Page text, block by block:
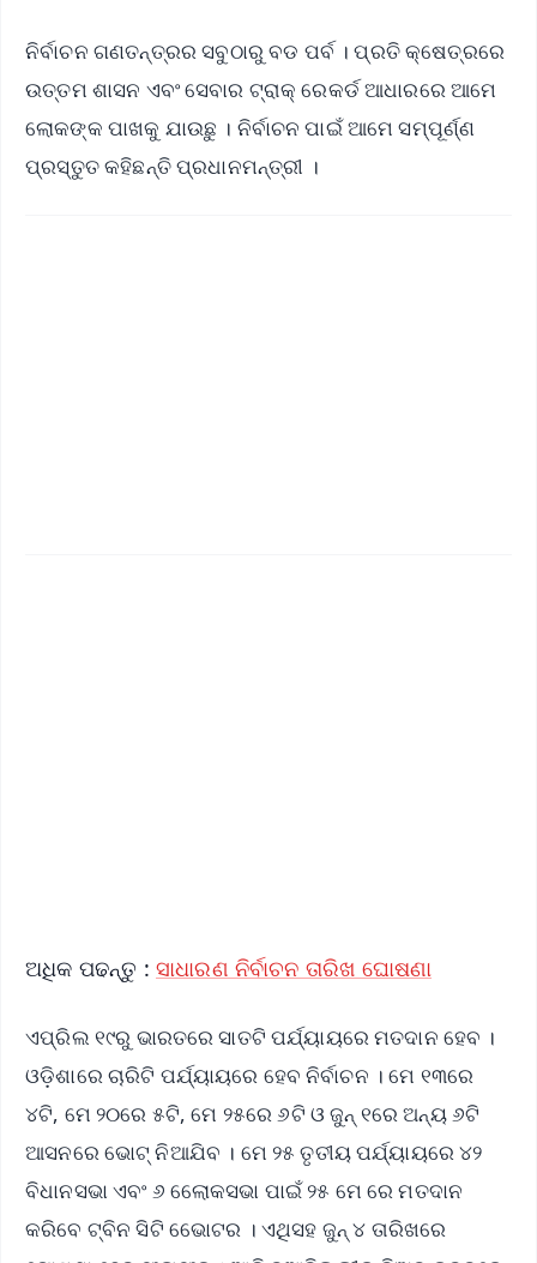
ନିର୍ବାଚନ ଗଣତନ୍ତ୍ରର ସବୁଠାରୁ ବଡ ପର୍ବ । ପ୍ରତି କ୍ଷେତ୍ରରେ
ଉତ୍ତମ ଶାସନ ଏବଂ ସେବାର ଟ୍ରାକ୍ ରେକର୍ଡ ଆଧାରରେ ଆମେ
ଲୋକଙ୍କ ପାଖକୁ ଯାଉଛୁ । ନିର୍ବାଚନ ପାଇଁ ଆମେ ସମ୍ପୂର୍ଣ୍ଣ
ପ୍ରସ୍ତୁତ କହିଛନ୍ତି ପ୍ରଧାନମନ୍ତ୍ରୀ ।
ଅଧିକ ପଢନ୍ତୁ : ସାଧାରଣ ନିର୍ବାଚନ ତାରିଖ ଘୋଷଣା
ଏପ୍ରିଲ ୧୯ରୁ ଭାରତରେ ସାତଟି ପର୍ଯ୍ୟାୟରେ ମତଦାନ ହେବ ।
ଓଡ଼ିଶାରେ ଚାରିଟି ପର୍ଯ୍ୟାୟରେ ହେବ ନିର୍ବାଚନ । ମେ ୧୩ରେ
୪ଟି, ମେ ୨୦ରେ ୫ଟି, ମେ ୨୫ରେ ୬ଟି ଓ ଜୁନ୍ ୧ରେ ଅନ୍ୟ ୬ଟି
ଆସନରେ ଭୋଟ୍ ନିଆଯିବ । ମେ ୨୫ ତୃତୀୟ ପର୍ଯ୍ୟାୟରେ ୪୨
ବିଧାନସଭା ଏବଂ ୬ ଲେୋକସଭା ପାଇଁ ୨୫ ମେ ରେ ମତଦାନ
କରିବେ ଟ୍ବିନ ସିଟି ଭେୋଟର । ଏଥିସହ ଜୁନ୍ ୪ ତାରିଖରେ